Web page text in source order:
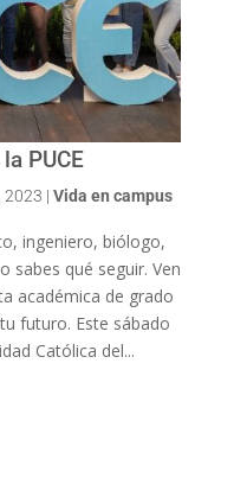
PUCE
2023 | Vida en campus
ingeniero, biólogo,
sabes qué seguir. Ven
académica de grado
futuro. Este sábado
Católica del...